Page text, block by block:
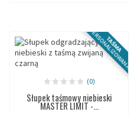
TAŚMA
PERSONALIZOWANA
(0)
Słupek taśmowy niebieski
MASTER LIMIT -...